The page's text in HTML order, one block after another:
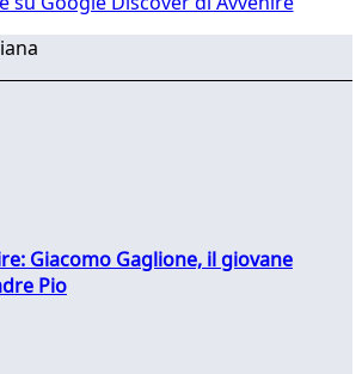
Giacomo Gaglione, il giovane
Pio